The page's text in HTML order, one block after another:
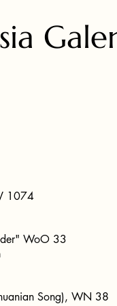
1074
WoO 33
Song), WN 38